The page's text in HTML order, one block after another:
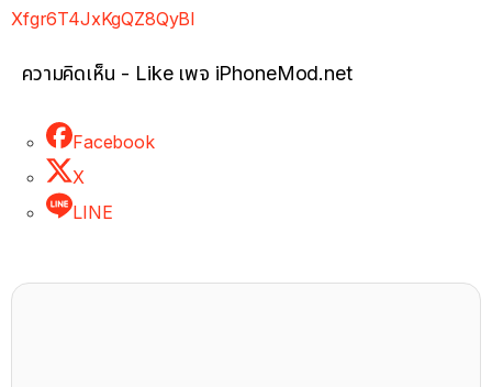
Xfgr6T4JxKgQZ8QyBl
ความคิดเห็น - Like เพจ iPhoneMod.net
Facebook
X
LINE